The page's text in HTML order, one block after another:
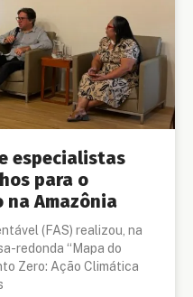
especialistas
para o
na Amazônia
(FAS) realizou, na
redonda “Mapa do
Zero: Ação Climática